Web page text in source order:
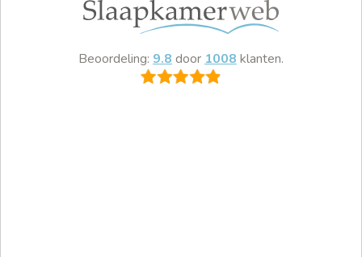
Beoordeling: 9.8 door 1008 klanten.